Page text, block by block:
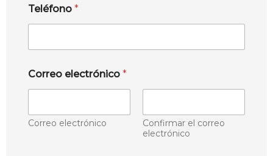
Teléfono *
Correo electrónico *
Correo electrónico
Confirmar el correo
electrónico